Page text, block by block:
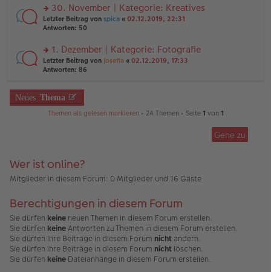
tr
a
g
e
n
er
tr
a
g
n
g
el
e
n
er
tr
a
rs
te
n
g
el
e
n
er
30. November | Kategorie: Kreatives
Letzter Beitrag von spica « 02.12.2019, 22:31
Antworten: 50
rs
te
n
g
ei
tr
1. Dezember | Kategorie: Fotografie
Letzter Beitrag von Josefia « 02.12.2019, 17:33
Antworten: 86
Neues Thema
Themen als gelesen markieren• 24 Themen • Seite 1 von 1
Gehe zu
Wer ist online?
Mitglieder in diesem Forum: 0 Mitglieder und 16 Gäste
Berechtigungen in diesem Forum
Sie dürfen keine neuen Themen in diesem Forum erstellen.
Sie dürfen keineAntworten zu Themen in diesem Forum erstellen.
Sie dürfen Ihre Beiträge in diesem Forum nicht ändern.
Sie dürfen Ihre Beiträge in diesem Forum nicht löschen.
Sie dürfen keine Dateianhänge in diesem Forum erstellen.